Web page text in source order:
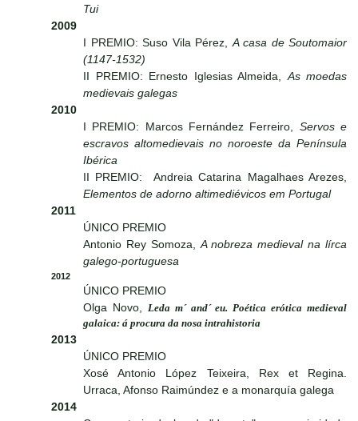
Tui
2009
I PREMIO: Suso Vila Pérez,A casa de Soutomaior
(1147-1532)
II PREMIO: Ernesto Iglesias Almeida,As moedas
medievais galegas
2010
I PREMIO: Marcos Fernández Ferreiro, Servos e
escravos altomedievais no noroeste da Península
Ibérica
II PREMIO: Andreia Catarina Magalhaes Arezes,
Elementos de adorno altimediévicos em Portugal
2011
ÚNICO PREMIO
Antonio Rey Somoza,A nobreza medieval na lírca
galego-portuguesa
2012
ÚNICO PREMIO
Olga Novo, Leda m´ and´ eu. Poética erótica medieval
galaica: á procura da nosa intrahistoria
2013
ÚNICO PREMIO
Xosé Antonio López Teixeira, Rex et Regina.
Urraca, Afonso Raimúndez e a monarquía galega
2014